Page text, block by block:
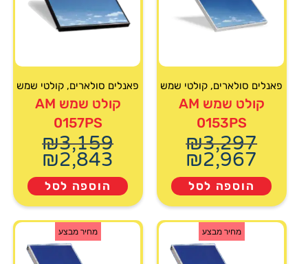
פאנלים סולארים, קולטי שמש
קולט שמש AM
0153PS
₪3,297
₪2,967
הוספה לסל
פאנלים סולארים, קולטי שמש
קולט שמש AM
0157PS
₪3,159
₪2,843
הוספה לסל
מחיר מבצע מחיר מבצע